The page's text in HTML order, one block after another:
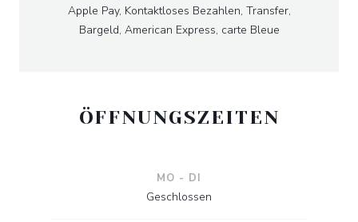
Apple Pay, Kontaktloses Bezahlen, Transfer,
Bargeld, American Express, carte Bleue
ÖFFNUNGSZEITEN
MO - DI
Geschlossen